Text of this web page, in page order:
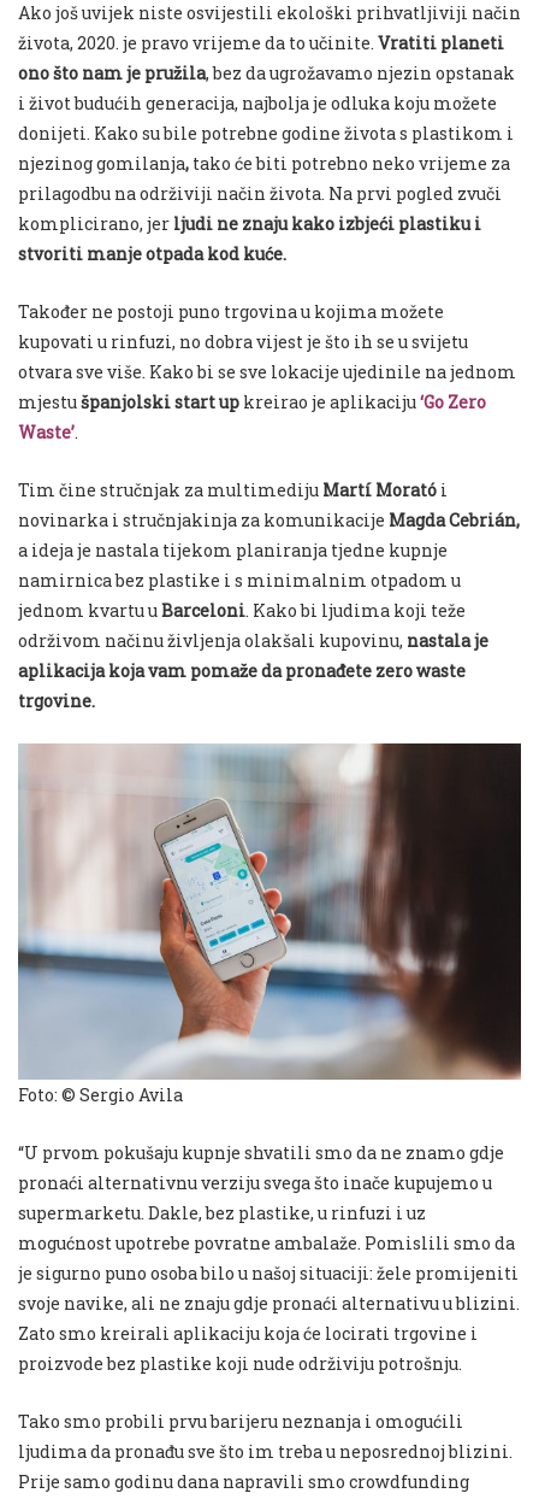
Ako još uvijek niste osvijestili ekološki prihvatljiviji način
života, 2020. je pravo vrijeme da to učinite. Vratiti planeti
ono što nam je pružila, bez da ugrožavamo njezin opstanak
i život budućih generacija, najbolja je odluka koju možete
donijeti. Kako su bile potrebne godine života s plastikom i
njezinog gomilanja, tako će biti potrebno neko vrijeme za
prilagodbu na održiviji način života. Na prvi pogled zvuči
komplicirano, jer ljudi ne znaju kako izbjeći plastiku i
stvoriti manje otpada kod kuće.
Također ne postoji puno trgovina u kojima možete
kupovati u rinfuzi, no dobra vijest je što ih se u svijetu
otvara sve više. Kako bi se sve lokacije ujedinile na jednom
mjestušpanjolski start up kreirao je aplikaciju‘Go Zero
Waste’.
Tim čine stručnjak za multimediju Martí Morató i
novinarka i stručnjakinja za komunikacije Magda Cebrián,
a ideja je nastala tijekom planiranja tjedne kupnje
namirnica bez plastike i s minimalnim otpadom u
jednom kvartu uBarceloni. Kako bi ljudima koji teže
održivom načinu življenja olakšali kupovinu, nastala je
aplikacija koja vam pomaže da pronađete zero waste
trgovine.
Foto: © Sergio Avila
“U prvom pokušaju kupnje shvatili smo da ne znamo gdje
pronaći alternativnu verziju svega što inače kupujemo u
supermarketu. Dakle, bez plastike, u rinfuzi i uz
mogućnost upotrebe povratne ambalaže. Pomislili smo da
je sigurno puno osoba bilo u našoj situaciji: žele promijeniti
svoje navike, ali ne znaju gdje pronaći alternativu u blizini.
Zato smo kreirali aplikaciju koja će locirati trgovine i
proizvode bez plastike koji nude održiviju potrošnju.
Tako smo probili prvu barijeru neznanja i omogućili
ljudima da pronađu sve što im treba u neposrednoj blizini.
Prije samo godinu dana napravili smo crowdfunding